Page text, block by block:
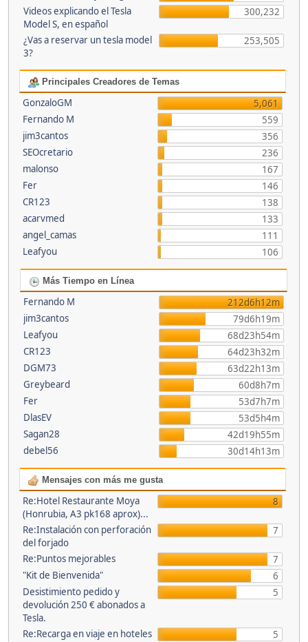
Videos explicando el Tesla
Model S, en español
300,232
¿Vas a reservar un tesla model
3?
253,505
Principales Creadores de Temas
GonzaloGM
5,061
Fernando M
559
jim3cantos
356
SEOcretario
236
malonso
167
Fer
146
CR123
138
acarvmed
133
angel_camas
111
Leafyou
106
Más Tiempo en Línea
Fernando M
212d6h12m
jim3cantos
79d6h19m
Leafyou
68d23h54m
CR123
64d23h32m
DGM73
63d22h13m
Greybeard
60d8h7m
Fer
53d7h7m
DlasEV
53d5h4m
Sagan28
42d19h55m
debel56
30d14h13m
Mensajes con más me gusta
Re:Hotel Restaurante Moya
(Honrubia, A3 pk168 aprox)...
8
Re:Instalación con perforación
del forjado
7
Re:Puntos mejorables
7
"Kit de Bienvenida"
6
Desistimiento pedido y
devolución 250 € abonados a
Tesla.
5
Re:Recarga en viaje en hoteles
5